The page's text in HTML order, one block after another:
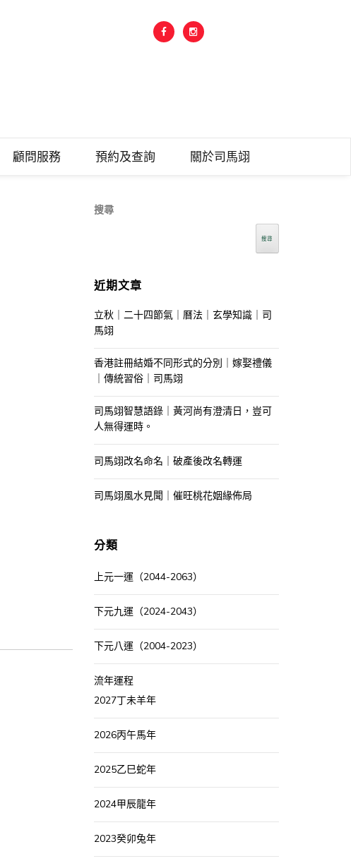
顧問服務 預約及查詢 關於司馬翊
搜尋
搜尋
近期文章
立秋｜二十四節氣｜曆法｜玄學知識｜司
馬翊
香港註冊結婚不同形式的分別｜嫁娶禮儀
｜傳統習俗｜司馬翊
司馬翊智慧語錄｜黃河尚有澄清日，豈可
人無得運時。
司馬翊改名命名｜破產後改名轉運
司馬翊風水見聞｜催旺桃花姻緣佈局
分類
上元一運（2044-2063）
下元九運（2024-2043）
下元八運（2004-2023）
流年運程
2027丁未羊年
2026丙午馬年
2025乙巳蛇年
2024甲辰龍年
2023癸卯兔年